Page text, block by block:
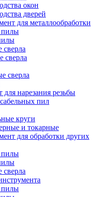
окон
дверей
для металлообработки
пилы
сверла
сверла
сверла
для нарезания резьбы
пил
круги
и токарные
для обработки других
пилы
сверла
пилы